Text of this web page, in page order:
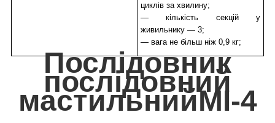
циклів за хвилину;
— кількість секцій у
живильнику — 3;
— вага не більш ніж 0,9 кг;
Послідовник
послідовний
мастильнийМІ-4